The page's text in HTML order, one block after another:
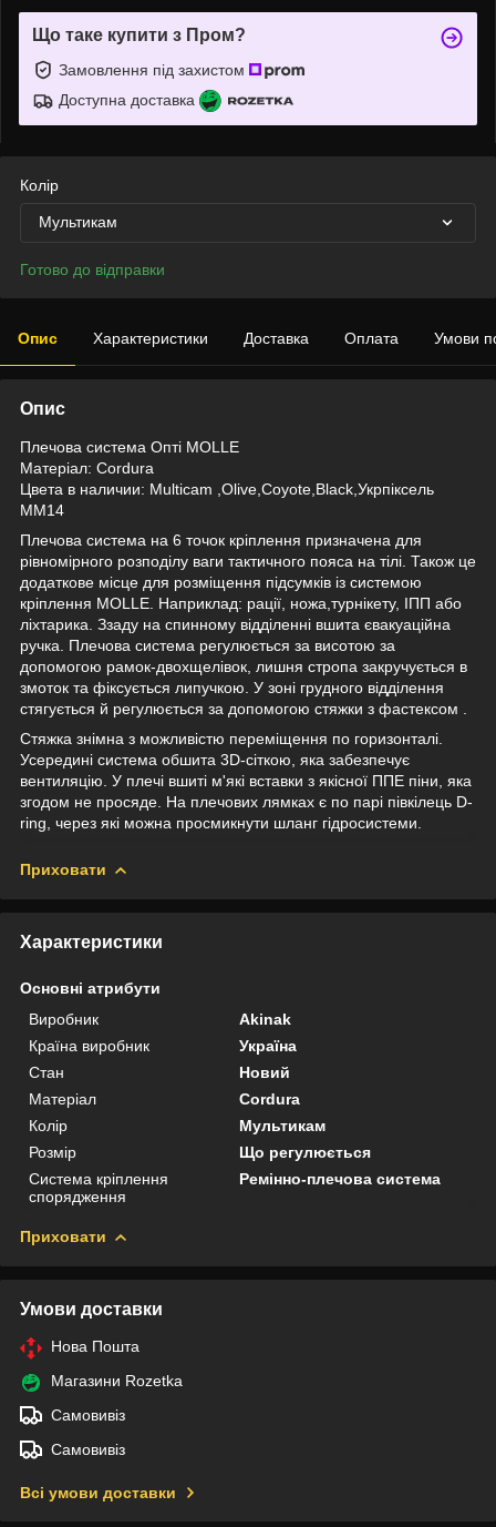
Що таке купити з Пром?
Замовлення під захистом
Доступна доставка
Колір
Мультикам
Готово до відправки
Опис Характеристики Доставка Оплата Умови
Опис
Плечова система Опті MOLLE
Матеріал: Cordura
Цвета в наличии: Multicam ,Olive,Coyote,Black,Укрпіксель
ММ14
Плечова система на 6 точок кріплення призначена для
рівномірного розподілу ваги тактичного пояса на тілі. Також це
додаткове місце для розміщення підсумків із системою
кріплення MOLLE. Наприклад: рації, ножа,турнікету, ІПП або
ліхтарика. Ззаду на спинному відділенні вшита євакуаційна
ручка. Плечова система регулюється за висотою за
допомогою рамок-двохщелівок, лишня стропа закручується в
змоток та фіксується липучкою. У зоні грудного відділення
стягується й регулюється за допомогою стяжки з фастексом .
Стяжка знімна з можливістю переміщення по горизонталі.
Усередині система обшита 3D-сіткою, яка забезпечує
вентиляцію. У плечі вшиті м'які вставки з якісної ППЕ піни, яка
згодом не просяде. На плечових лямках є по парі півкілець D-
ring, через які можна просмикнути шланг гідросистеми.
Приховати
Характеристики
Основні атрибути
Виробник
Akinak
Країна виробник
Україна
Стан
Новий
Матеріал
Cordura
Колір
Мультикам
Розмір
Що регулюється
Система кріплення
спорядження
Ремінно-плечова система
Приховати
Умови доставки
Нова Пошта
Магазини Rozetka
Самовивіз
Самовивіз
Всі умови доставки